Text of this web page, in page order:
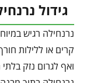
גידול
נרנחילה רגיש
קרים או ללילות
ואף לגרום נזק